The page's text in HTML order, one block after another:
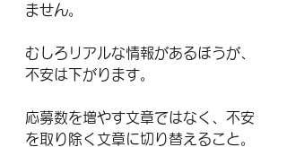
ません。
むしろリアルな情報があるほうが、
不安は下がります。
応募数を増やす文章ではなく、不安
を取り除く文章に切り替えること。